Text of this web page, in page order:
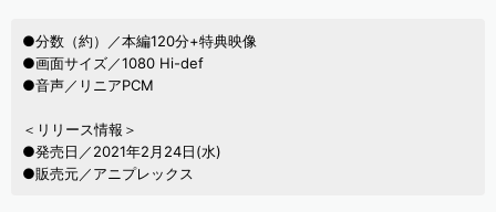
●分数（約）／本編120分+特典映像
●画面サイズ／1080 Hi-def
●音声／リニアPCM
＜リリース情報＞
●発売日／2021年2月24日(水)
●販売元／アニプレックス